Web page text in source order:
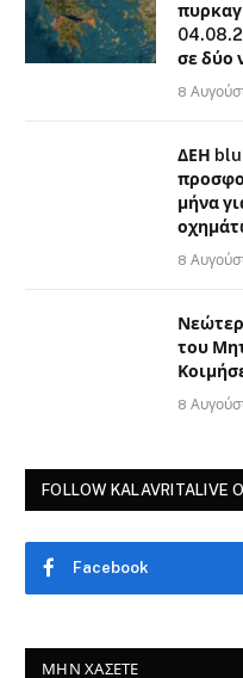
σε δύο
8
ΔΕΗ
μήνα
8
του
8
FOLLOW KALAVRITALIVE
Facebook
ΜΗΝ ΧΆΣΕΤΕ